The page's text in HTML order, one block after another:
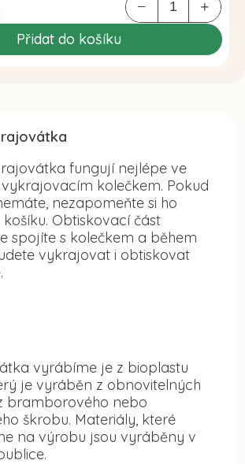
Přidat do košíku
fungují nejlépe ve
kolečkem. Pokud
nezapomeňte si ho
Obtiskovací část
spojíte s kolečkem a během
vykrajovat i obtiskovat
vyrábíme je z bioplastu
je vyráběn z obnovitelných
bramborového nebo
škrobu. Materiály, které
na výrobu jsou vyráběny v